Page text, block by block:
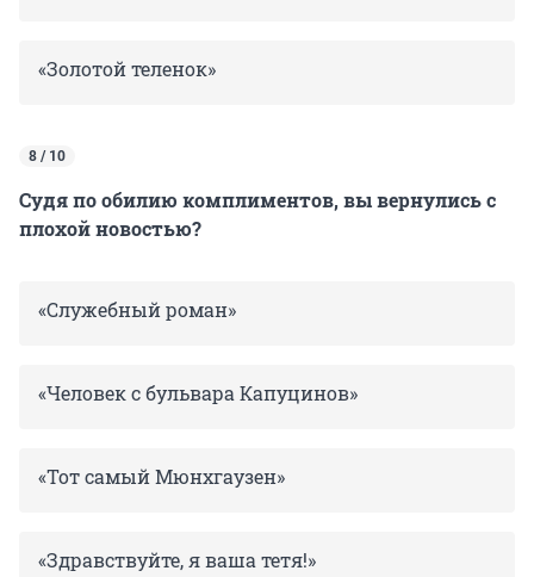
«Золотой теленок»
8 / 10
Судя по обилию комплиментов, вы вернулись с
плохой новостью?
«Служебный роман»
«Человек с бульвара Капуцинов»
«Тот самый Мюнхгаузен»
«Здравствуйте, я ваша тетя!»